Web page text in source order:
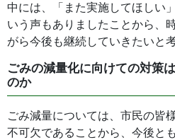
中には、「また実施してほしい
いう声もありましたことから、
がら今後も継続していきたいと
ごみの減量化に向けての対策
のか
ごみ減量については、市民の皆
不可欠であることから、今後と